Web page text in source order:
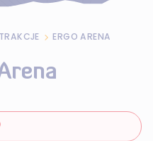
ERGO ARENA